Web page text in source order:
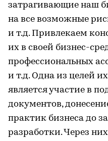
затрагивающие наш
на все возможные
и т.д. Привлекаем
их в своей бизнес-
профессиональных
и т.д. Одна из целей
является участие в
документов,
практик бизнеса до
разработки. Через